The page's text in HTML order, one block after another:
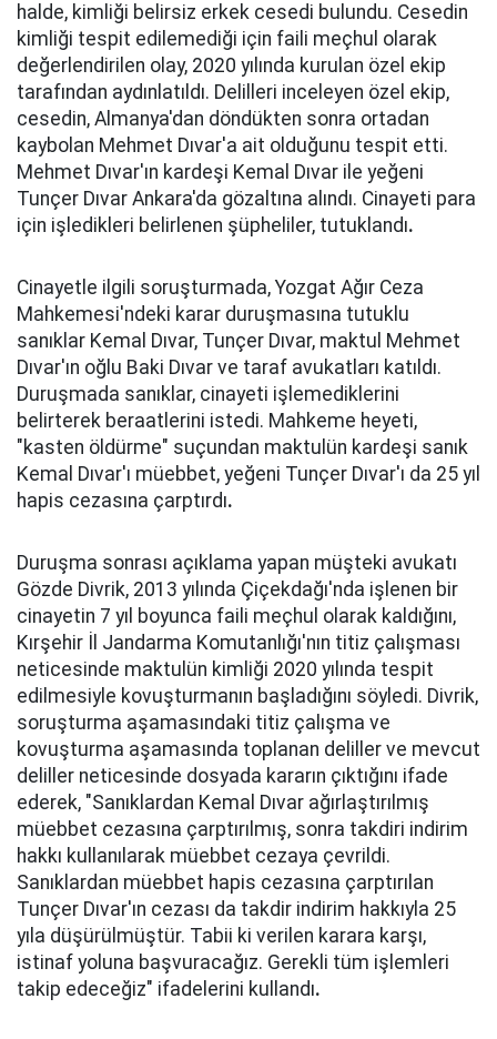
halde, kimliği belirsiz erkek cesedi bulundu. Cesedin
kimliği tespit edilemediği için faili meçhul olarak
değerlendirilen olay, 2020 yılında kurulan özel ekip
tarafından aydınlatıldı. Delilleri inceleyen özel ekip,
cesedin, Almanya'dan döndükten sonra ortadan
kaybolan Mehmet Dıvar'a ait olduğunu tespit etti.
Mehmet Dıvar'ın kardeşi Kemal Dıvar ile yeğeni
Tunçer Dıvar Ankara'da gözaltına alındı. Cinayeti para
için işledikleri belirlenen şüpheliler, tutuklandı.
Cinayetle ilgili soruşturmada, Yozgat Ağır Ceza
Mahkemesi'ndeki karar duruşmasına tutuklu
sanıklar Kemal Dıvar, Tunçer Dıvar, maktul Mehmet
Dıvar'ın oğlu Baki Dıvar ve taraf avukatları katıldı.
Duruşmada sanıklar, cinayeti işlemediklerini
belirterek beraatlerini istedi. Mahkeme heyeti,
"kasten öldürme" suçundan maktulün kardeşi sanık
Kemal Dıvar'ı müebbet, yeğeni Tunçer Dıvar'ı da 25 yıl
hapis cezasına çarptırdı.
Duruşma sonrası açıklama yapan müşteki avukatı
Gözde Divrik, 2013 yılında Çiçekdağı'nda işlenen bir
cinayetin 7 yıl boyunca faili meçhul olarak kaldığını,
Kırşehir İl Jandarma Komutanlığı'nın titiz çalışması
neticesinde maktulün kimliği 2020 yılında tespit
edilmesiyle kovuşturmanın başladığını söyledi. Divrik,
soruşturma aşamasındaki titiz çalışma ve
kovuşturma aşamasında toplanan deliller ve mevcut
deliller neticesinde dosyada kararın çıktığını ifade
ederek, "Sanıklardan Kemal Dıvar ağırlaştırılmış
müebbet cezasına çarptırılmış, sonra takdiri indirim
hakkı kullanılarak müebbet cezaya çevrildi.
Sanıklardan müebbet hapis cezasına çarptırılan
Tunçer Dıvar'ın cezası da takdir indirim hakkıyla 25
yıla düşürülmüştür. Tabii ki verilen karara karşı,
istinaf yoluna başvuracağız. Gerekli tüm işlemleri
takip edeceğiz" ifadelerini kullandı.